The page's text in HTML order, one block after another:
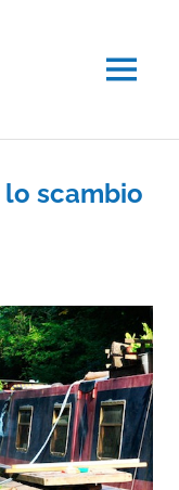
MENU
lo scambio